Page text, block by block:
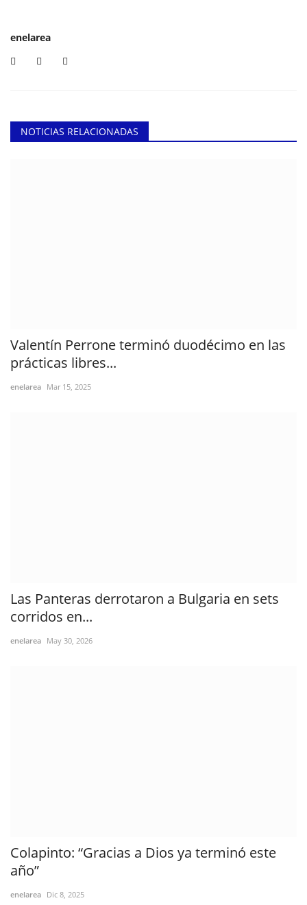
enelarea
NOTICIAS RELACIONADAS
Valentín Perrone terminó duodécimo en las
prácticas libres...
enelarea Mar 15, 2025
Las Panteras derrotaron a Bulgaria en sets
corridos en...
enelarea May 30, 2026
Colapinto: “Gracias a Dios ya terminó este
año”
enelarea Dic 8, 2025